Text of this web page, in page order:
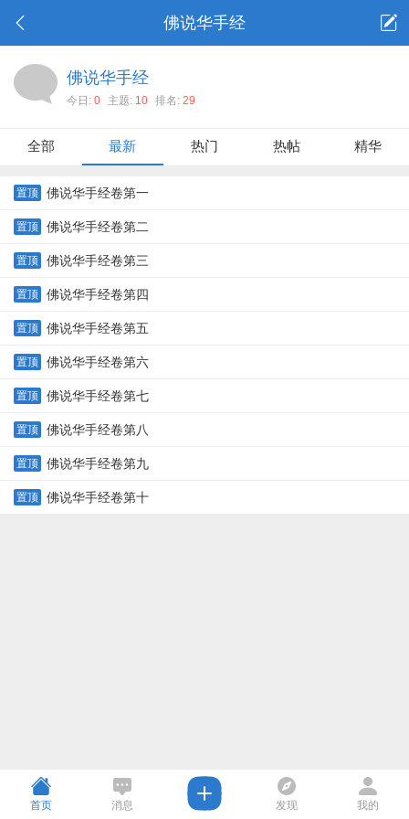
佛说华手经
佛说华手经
今日: 0 主题: 10 排名: 29
全部 最新 热门 热帖 精华
置顶 佛说华手经卷第一
置顶 佛说华手经卷第二
置顶 佛说华手经卷第三
置顶 佛说华手经卷第四
置顶 佛说华手经卷第五
置顶 佛说华手经卷第六
置顶 佛说华手经卷第七
置顶 佛说华手经卷第八
置顶 佛说华手经卷第九
置顶 佛说华手经卷第十
首页 消息 发现 我的